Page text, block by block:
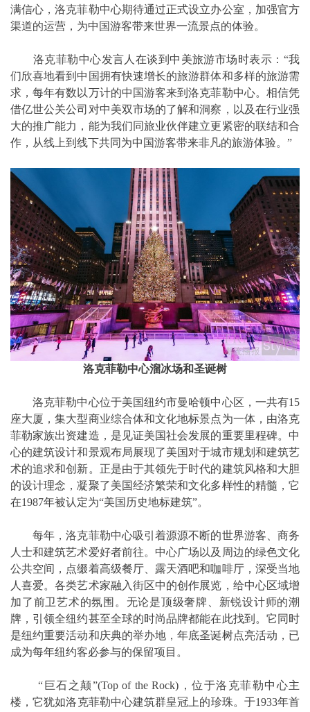
满信心，洛克菲勒中心期待通过正式设立办公室，加强官方
渠道的运营，为中国游客带来世界一流景点的体验。
洛克菲勒中心发言人在谈到中美旅游市场时表示：“我
们欣喜地看到中国拥有快速增长的旅游群体和多样的旅游需
求，每年有数以万计的中国游客来到洛克菲勒中心。相信凭
借亿世公关公司对中美双市场的了解和洞察，以及在行业强
大的推广能力，能为我们同旅业伙伴建立更紧密的联结和合
作，从线上到线下共同为中国游客带来非凡的旅游体验。”
洛克菲勒中心溜冰场和圣诞树
洛克菲勒中心位于美国纽约市曼哈顿中心区，一共有15
座大厦，集大型商业综合体和文化地标景点为一体，由洛克
菲勒家族出资建造，是见证美国社会发展的重要里程碑。中
心的建筑设计和景观布局展现了美国对于城市规划和建筑艺
术的追求和创新。正是由于其领先于时代的建筑风格和大胆
的设计理念，凝聚了美国经济繁荣和文化多样性的精髓，它
在1987年被认定为“美国历史地标建筑”。
每年，洛克菲勒中心吸引着源源不断的世界游客、商务
人士和建筑艺术爱好者前往。中心广场以及周边的绿色文化
公共空间，点缀着高级餐厅、露天酒吧和咖啡厅，深受当地
人喜爱。各类艺术家融入街区中的创作展览，给中心区域增
加了前卫艺术的氛围。无论是顶级奢牌、新锐设计师的潮
牌，引领全纽约甚至全球的时尚品牌都能在此找到。它同时
是纽约重要活动和庆典的举办地，年底圣诞树点亮活动，已
成为每年纽约客必参与的保留项目。
“巨石之颠”(Top of the Rock)，位于洛克菲勒中心主
楼，它犹如洛克菲勒中心建筑群皇冠上的珍珠。于1933年首